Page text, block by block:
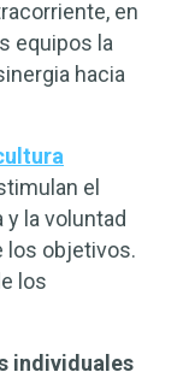
en
equipos la
hacia
el
la voluntad
los objetivos.
los
individuales